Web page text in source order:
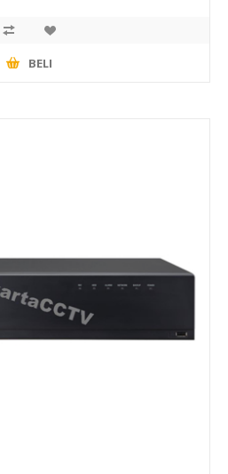
BELI